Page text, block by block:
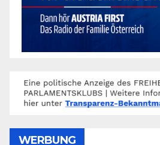
WERBUNG